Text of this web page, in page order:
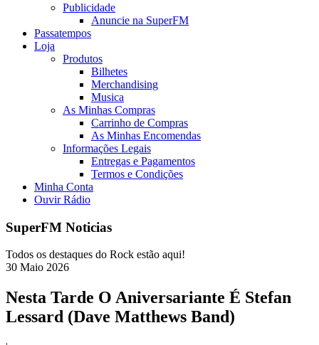
Publicidade
Anuncie na SuperFM
Passatempos
Loja
Produtos
Bilhetes
Merchandising
Musica
As Minhas Compras
Carrinho de Compras
As Minhas Encomendas
Informações Legais
Entregas e Pagamentos
Termos e Condições
Minha Conta
Ouvir Rádio
SuperFM Noticias
Todos os destaques do Rock estão aqui!
30 Maio 2026
Nesta Tarde O Aniversariante É Stefan
Lessard (Dave Matthews Band)